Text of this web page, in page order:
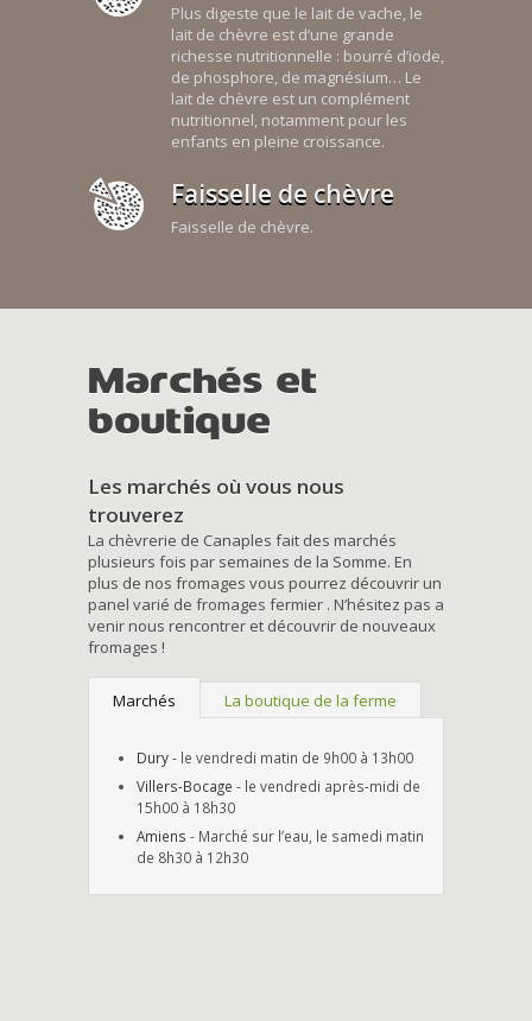
Plus digeste que le lait de vache, le
lait de chèvre est d’une grande
richesse nutritionnelle : bourré d’iode,
de phosphore, de magnésium… Le
lait de chèvre est un complément
nutritionnel, notamment pour les
enfants en pleine croissance.
Faisselle de chèvre
Faisselle de chèvre.
Marchés et
boutique
Les marchés où vous nous
trouverez
La chèvrerie de Canaples fait des marchés
plusieurs fois par semaines de la Somme. En
plus de nos fromages vous pourrez découvrir un
panel varié de fromages fermier . N’hésitez pas a
venir nous rencontrer et découvrir de nouveaux
fromages !
Marchés La boutique de la ferme
Dury- le vendredi matin de 9h00 à 13h00
Villers-Bocage - le vendredi après-midi de
15h00 à 18h30
Amiens - Marché sur l’eau, le samedi matin
de 8h30 à 12h30